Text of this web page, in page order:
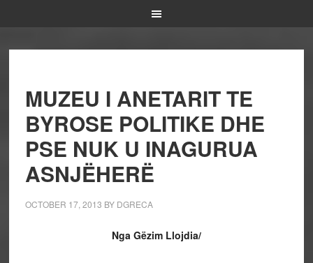
MUZEU I ANETARIT TE
BYROSE POLITIKE DHE
PSE NUK U INAGURUA
ASNJËHERË
OCTOBER 17, 2013 BY DGRECA
Nga Gëzim Llojdia/